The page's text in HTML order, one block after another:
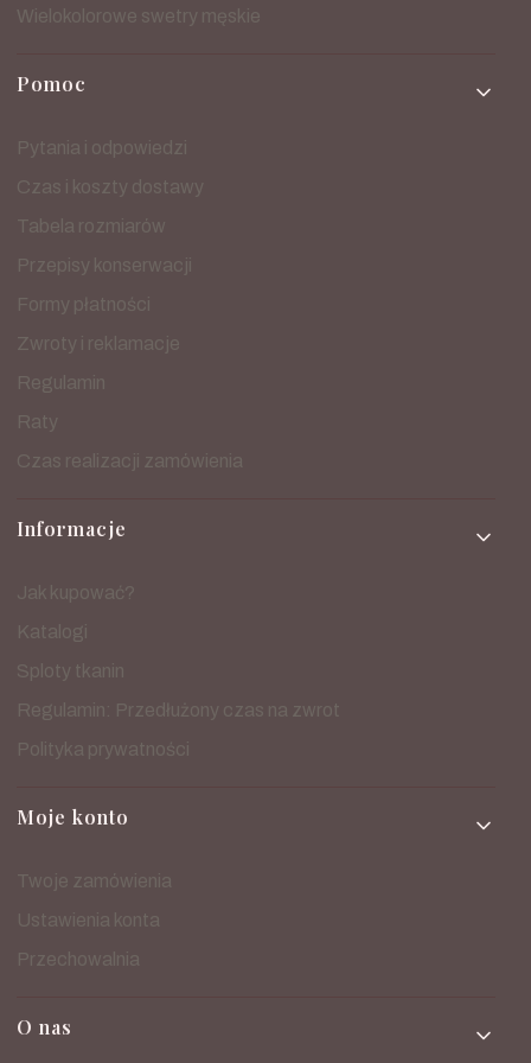
Wielokolorowe swetry męskie
Pomoc
Pytania i odpowiedzi
Czas i koszty dostawy
Tabela rozmiarów
Przepisy konserwacji
Formy płatności
Zwroty i reklamacje
Regulamin
Raty
Czas realizacji zamówienia
Informacje
Jak kupować?
Katalogi
Sploty tkanin
Regulamin: Przedłużony czas na zwrot
Polityka prywatności
Moje konto
Twoje zamówienia
Ustawienia konta
Przechowalnia
O nas